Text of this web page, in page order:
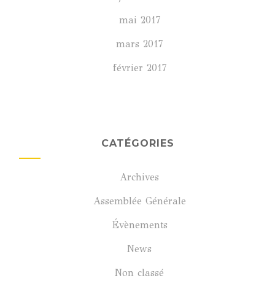
mai 2017
mars 2017
février 2017
CATÉGORIES
Archives
Assemblée Générale
Évènements
News
Non classé